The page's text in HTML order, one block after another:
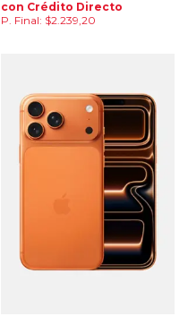
con Crédito Directo
P. Final: $2.239,20